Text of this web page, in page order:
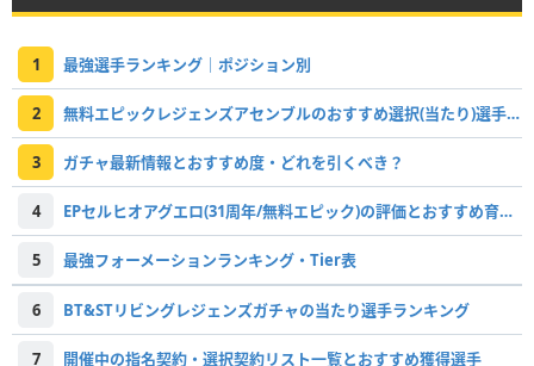
1 最強選手ランキング｜ポジション別
2 無料エピックレジェンズアセンブルのおすすめ選択(当たり)選手ランキングと引き方
3 ガチャ最新情報とおすすめ度・どれを引くべき？
4 EPセルヒオアグエロ(31周年/無料エピック)の評価とおすすめ育成・スキル追加
5 最強フォーメーションランキング・Tier表
6 BT&STリビングレジェンズガチャの当たり選手ランキング
7 開催中の指名契約・選択契約リスト一覧とおすすめ獲得選手